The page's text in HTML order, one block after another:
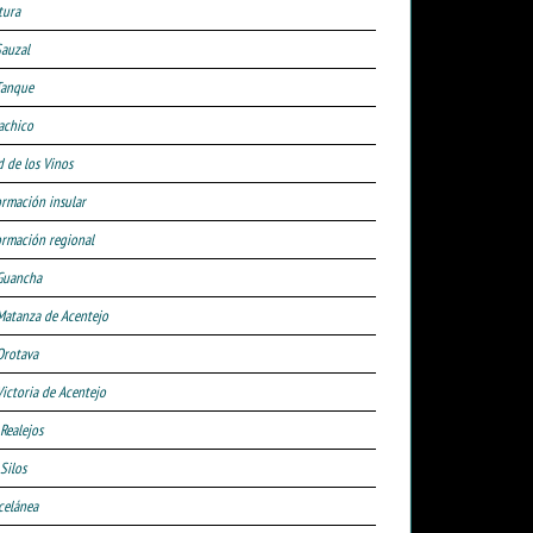
de los Vinos
insular
regional
de Acentejo
de Acentejo